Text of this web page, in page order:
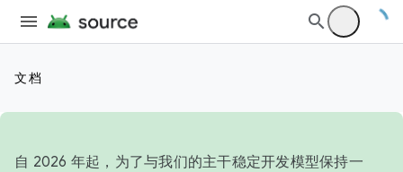
文档
自 2026 年起，为了与我们的主干稳定开发模型保持一